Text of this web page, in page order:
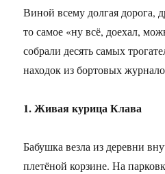
Виной всему долгая дорога,
то самое «ну всё, доехал,
собрали десять самых
находок из бортовых
1. Живая курица Клава
Бабушка везла из деревни
плетёной корзине. На